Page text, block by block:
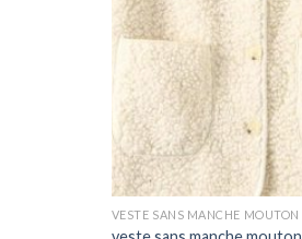
VESTE SANS MANCHE MOUTON